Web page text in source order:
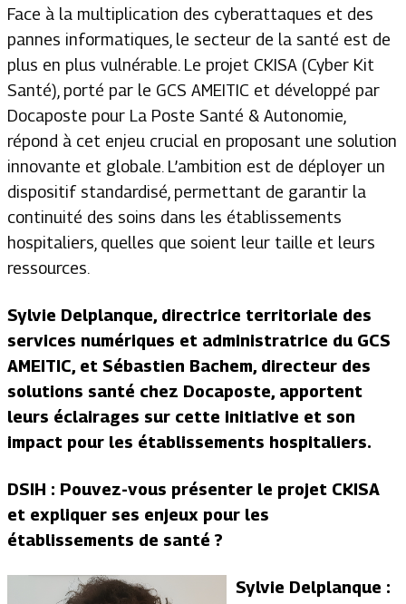
Face à la multiplication des cyberattaques et des
pannes informatiques, le secteur de la santé est de
plus en plus vulnérable. Le projet CKISA (Cyber Kit
Santé), porté par le GCS AMEITIC et développé par
Docaposte pour La Poste Santé & Autonomie,
répond à cet enjeu crucial en proposant une solution
innovante et globale. L’ambition est de déployer un
dispositif standardisé, permettant de garantir la
continuité des soins dans les établissements
hospitaliers, quelles que soient leur taille et leurs
ressources.
Sylvie Delplanque, directrice territoriale des
services numériques et administratrice du GCS
AMEITIC, et Sébastien Bachem, directeur des
solutions santé chez Docaposte, apportent
leurs éclairages sur cette initiative et son
impact pour les établissements hospitaliers.
DSIH : Pouvez-vous présenter le projet CKISA
et expliquer ses enjeux pour les
établissements de santé ?
Sylvie Delplanque :